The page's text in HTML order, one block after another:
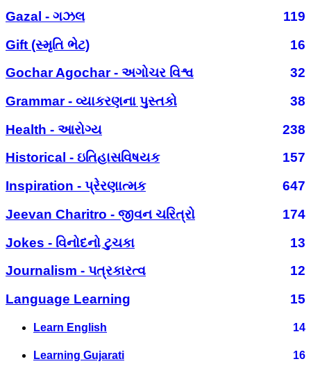
Gazal - ગઝલ
119
Gift (સ્મૃતિ ભેટ)
16
Gochar Agochar - અગોચર વિશ્વ
32
Grammar - વ્યાકરણના પુસ્તકો
38
Health - આરોગ્ય
238
Historical - ઇતિહાસવિષયક
157
Inspiration - પ્રેરણાત્મક
647
Jeevan Charitro - જીવન ચરિત્રો
174
Jokes - વિનોદનો ટુચકા
13
Journalism - પત્રકારત્વ
12
Language Learning
15
Learn English 14
Learning Gujarati 16